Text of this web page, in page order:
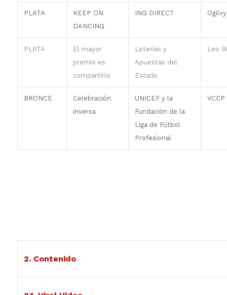
PLATA
KEEP ON
DANCING
ING DIRECT
PLATA
El mayor
premio es
compartirlo
Loterías y
Apuestas del
Estado
Leo
BRONCE
Celebración
inversa
UNICEF y la
Fundación de la
Liga de Fútbol
Profesional
VCCP
2. Contenido